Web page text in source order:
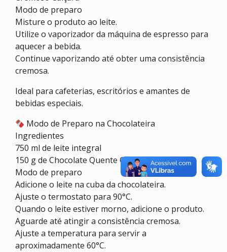
Modo de preparo
Misture o produto ao leite.
Utilize o vaporizador da máquina de espresso para
aquecer a bebida.
Continue vaporizando até obter uma consistência
cremosa.
Ideal para cafeterias, escritórios e amantes de
bebidas especiais.
Modo de Preparo na Chocolateira
Ingredientes
750 ml de leite integral
150 g de Chocolate Quente Cremoso Caiçara
Modo de preparo
Adicione o leite na cuba da chocolateira.
Ajuste o termostato para 90°C.
Quando o leite estiver morno, adicione o produto.
Aguarde até atingir a consistência cremosa.
Ajuste a temperatura para servir a
aproximadamente 60°C.